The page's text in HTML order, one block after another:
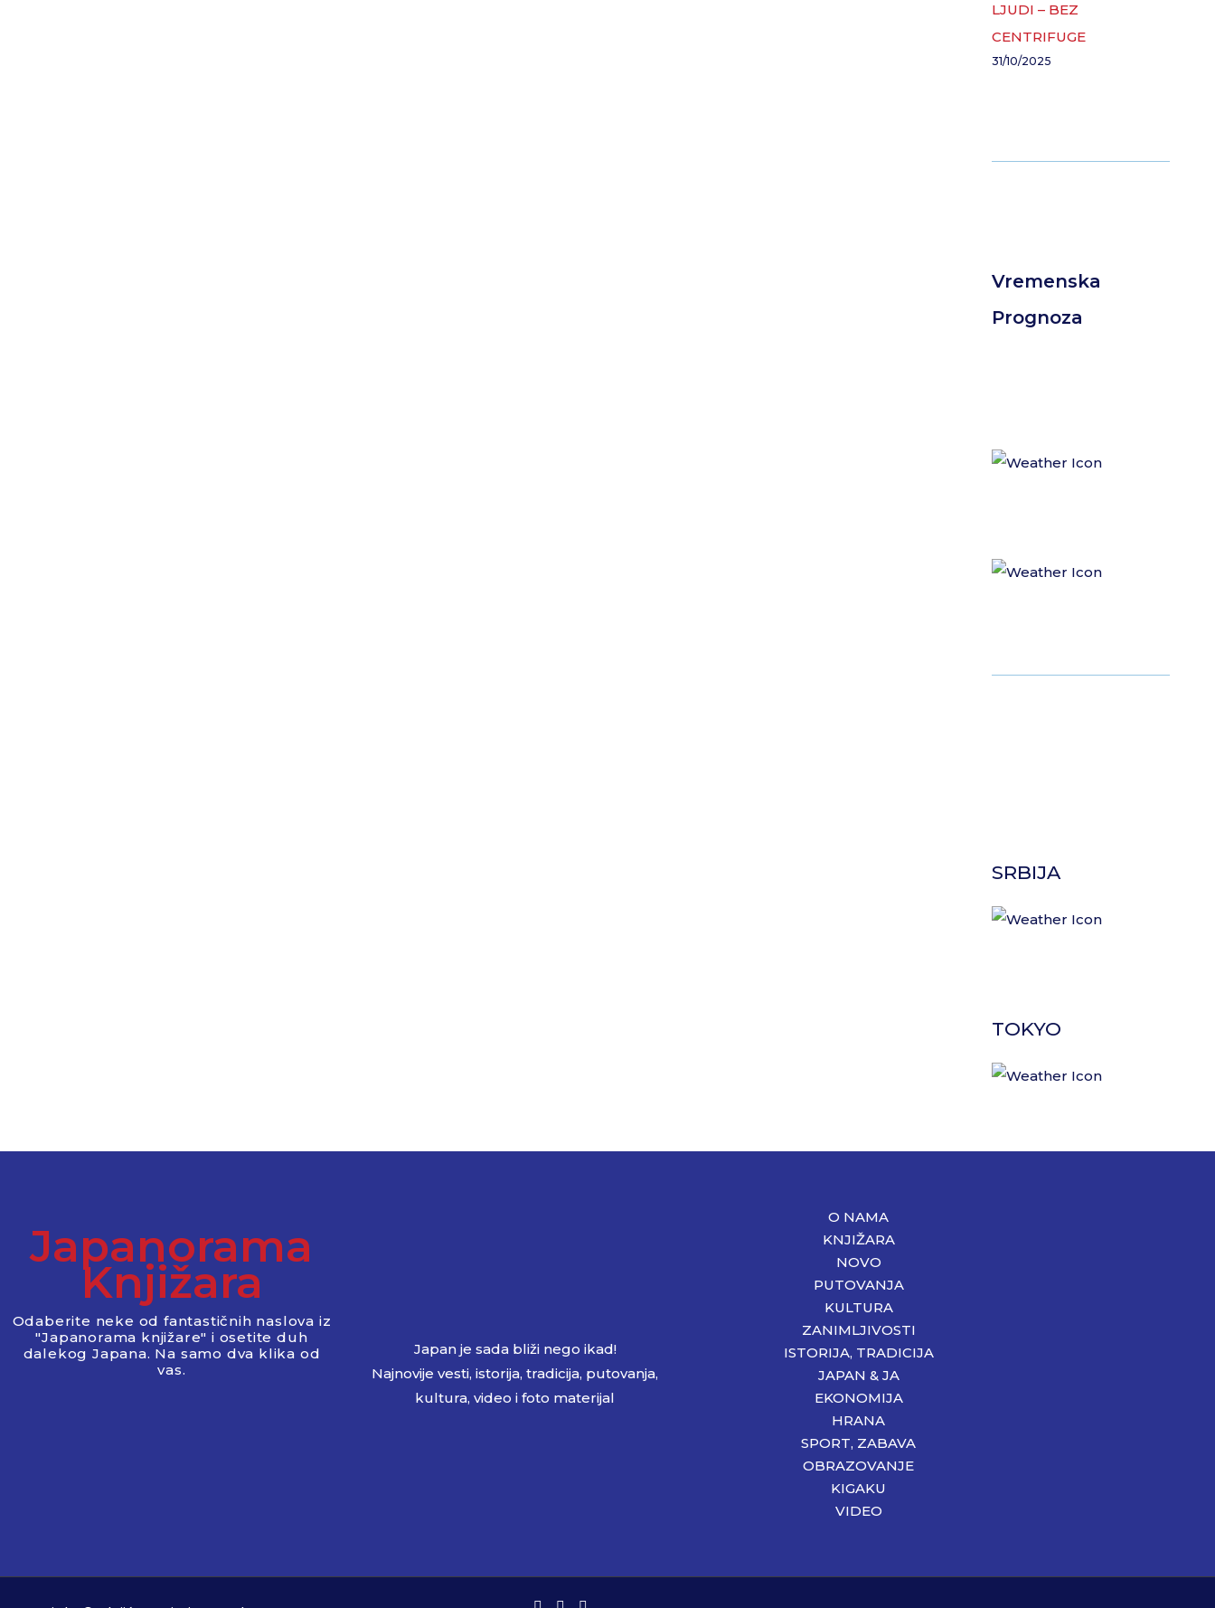
LJUDI – BEZ
CENTRIFUGE
31/10/2025
Vremenska
Prognoza
SRBIJA
TOKYO
Japanorama
Knjižara
Odaberite neke od fantastičnih naslova iz
"Japanorama knjižare" i osetite duh
dalekog Japana. Na samo dva klika od
vas.
Japan je sada bliži nego ikad!
Najnovije vesti, istorija, tradicija, putovanja,
kultura, video i foto materijal
O NAMA
KNJIŽARA
NOVO
PUTOVANJA
KULTURA
ZANIMLJIVOSTI
ISTORIJA, TRADICIJA
JAPAN & JA
EKONOMIJA
HRANA
SPORT, ZABAVA
OBRAZOVANJE
KIGAKU
VIDEO